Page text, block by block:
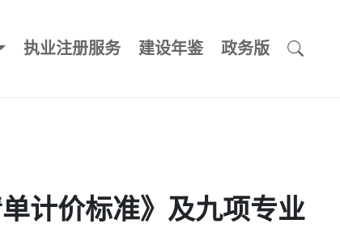
执业注册服务 建设年鉴 政务版
计价标准》及九项专业